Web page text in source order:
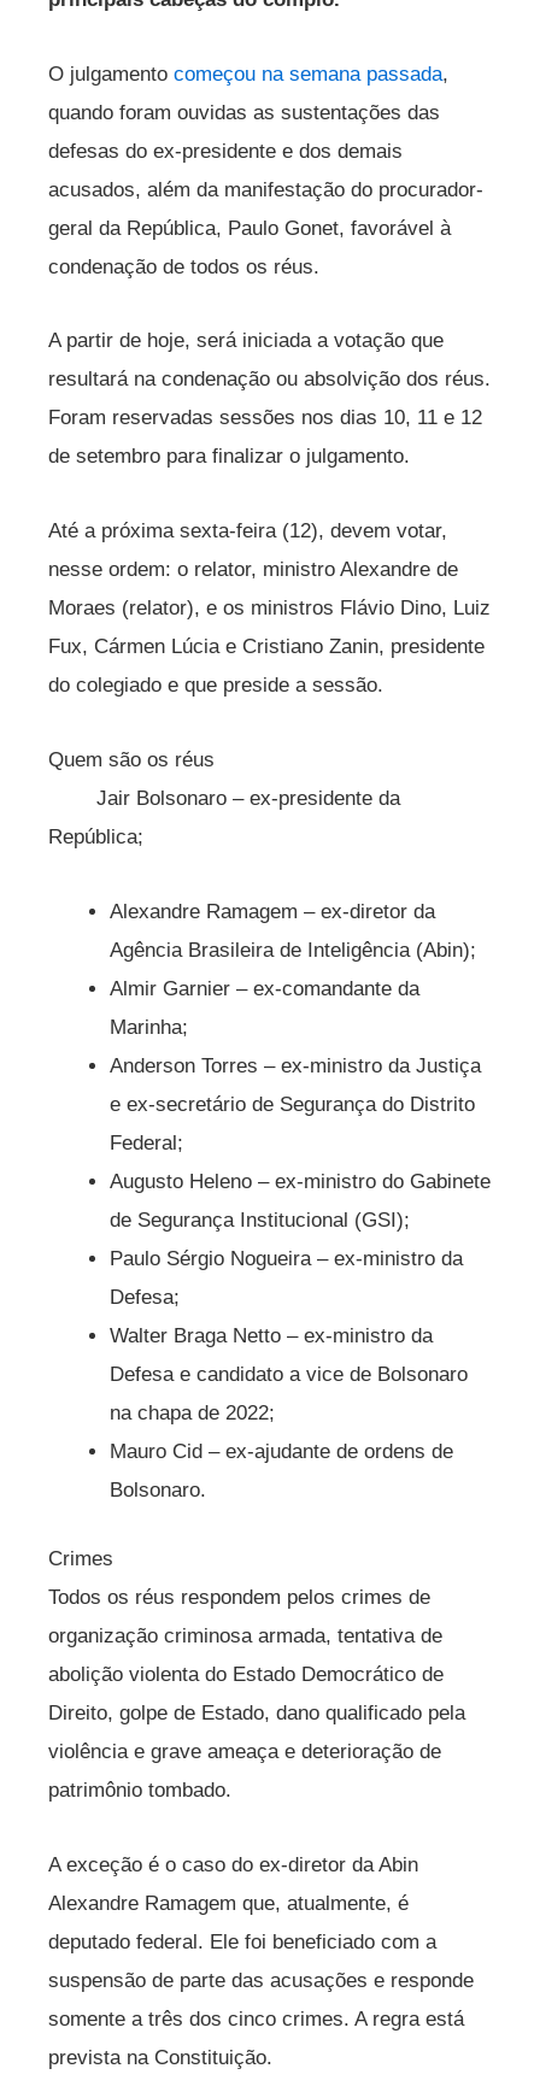
O julgamento começou na semana passada,
quando foram ouvidas as sustentações das
defesas do ex-presidente e dos demais
acusados, além da manifestação do procurador-
geral da República, Paulo Gonet, favorável à
condenação de todos os réus.
A partir de hoje, será iniciada a votação que
resultará na condenação ou absolvição dos réus.
Foram reservadas sessões nos dias 10, 11 e 12
de setembro para finalizar o julgamento.
Até a próxima sexta-feira (12), devem votar,
nesse ordem: o relator, ministro Alexandre de
Moraes (relator), e os ministros Flávio Dino, Luiz
Fux, Cármen Lúcia e Cristiano Zanin, presidente
do colegiado e que preside a sessão.
Quem são os réus
Jair Bolsonaro – ex-presidente da
República;
Alexandre Ramagem – ex-diretor da
Agência Brasileira de Inteligência (Abin);
Almir Garnier – ex-comandante da
Marinha;
Anderson Torres – ex-ministro da Justiça
e ex-secretário de Segurança do Distrito
Federal;
Augusto Heleno – ex-ministro do Gabinete
de Segurança Institucional (GSI);
Paulo Sérgio Nogueira – ex-ministro da
Defesa;
Walter Braga Netto – ex-ministro da
Defesa e candidato a vice de Bolsonaro
na chapa de 2022;
Mauro Cid – ex-ajudante de ordens de
Bolsonaro.
Crimes
Todos os réus respondem pelos crimes de
organização criminosa armada, tentativa de
abolição violenta do Estado Democrático de
Direito, golpe de Estado, dano qualificado pela
violência e grave ameaça e deterioração de
patrimônio tombado.
A exceção é o caso do ex-diretor da Abin
Alexandre Ramagem que, atualmente, é
deputado federal. Ele foi beneficiado com a
suspensão de parte das acusações e responde
somente a três dos cinco crimes. A regra está
prevista na Constituição.